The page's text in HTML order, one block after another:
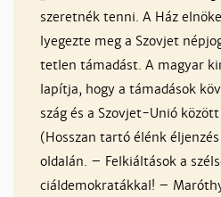
sze­ret­nék ten­ni. A Ház
lye­gez­te meg a Szov­jet
tet­len tá­ma­dást. A ma­gyar
la­pít­ja, hogy a tá­ma­dá­sok
szág és a Szov­jet-Unió
(Hosszan tar­tó élénk
ol­da­lán. – Fel­kiál­­tá­sok a
ciál­de­mok­ra­ták­kal! –